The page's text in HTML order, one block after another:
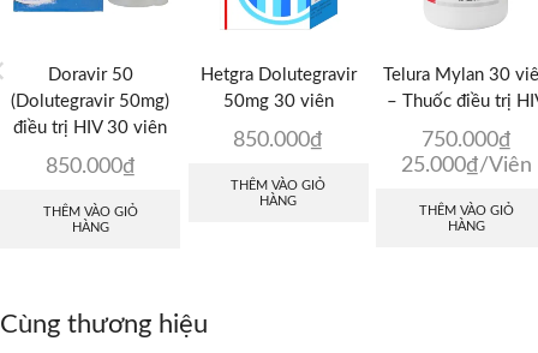
Doravir 50
(Dolutegravir 50mg)
điều trị HIV 30 viên
850.000₫
THÊM VÀO GIỎ
HÀNG
Hetgra Dolutegravir
50mg 30 viên
850.000₫
THÊM VÀO GIỎ
HÀNG
Telura Mylan 30
– Thuốc điều trị
750.000₫
25.000₫/Viên
THÊM VÀO GIỎ
HÀNG
Cùng thương hiệu